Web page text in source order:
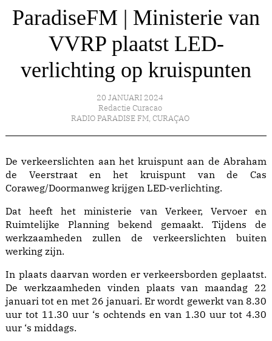
ParadiseFM | Ministerie van
VVRP plaatst LED-
verlichting op kruispunten
20 JANUARI 2024
Redactie Curacao
RADIO PARADISE FM, CURAÇAO
De verkeerslichten aan het kruispunt aan de Abraham
de Veerstraat en het kruispunt van de Cas
Coraweg/Doormanweg krijgen LED-verlichting.
Dat heeft het ministerie van Verkeer, Vervoer en
Ruimtelijke Planning bekend gemaakt. Tijdens de
werkzaamheden zullen de verkeerslichten buiten
werking zijn.
In plaats daarvan worden er verkeersborden geplaatst.
De werkzaamheden vinden plaats van maandag 22
januari tot en met 26 januari. Er wordt gewerkt van 8.30
uur tot 11.30 uur ‘s ochtends en van 1.30 uur tot 4.30
uur ‘s middags.